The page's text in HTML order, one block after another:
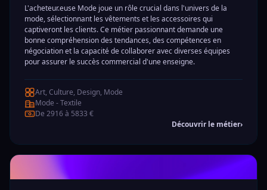
L'acheteur.euse Mode joue un rôle crucial dans l'univers de la
mode, sélectionnant les vêtements et les accessoires qui
captiveront les clients. Ce métier passionnant demande une
bonne compréhension des tendances, des compétences en
négociation et la capacité de collaborer avec diverses équipes
pour assurer le succès commercial d'une enseigne.
Art, Culture, Design, Mode
Mode - Textile
De 2916 à 5833 €
Découvrir le métier›